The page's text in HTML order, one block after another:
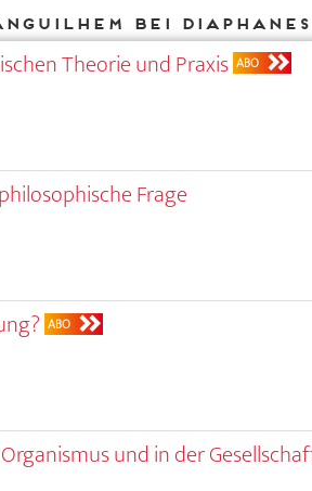
bei DIAPHANES
Theorie und Praxis ABO
Frage
ABO
und in der